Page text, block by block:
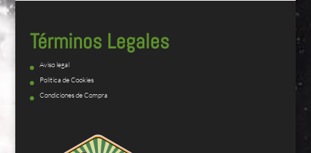
Términos Legales
Aviso legal
Política de Cookies
Condiciones de Compra